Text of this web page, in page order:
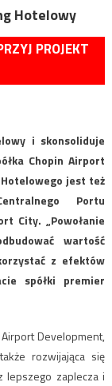
Hotelowy
PROJEKT
i skonsoliduje
Chopin Airport
jest też
Portu
City. „Powołanie
wartość
z efektów
spółki premier
Development,
rozwijająca się
lepszego zaplecza i